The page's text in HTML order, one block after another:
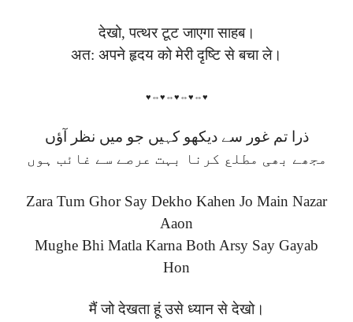
देखो, पत्थर टूट जाएगा साहब।
अत: अपने हृदय को मेरी दृष्टि से बचा ले।
♥⇔♥⇔♥⇔♥⇔♥
ذرا تم غور سے دیکھو کہیں جو میں نظر آؤں
مجھے بھی مطلع کرنا بہت عرصے سے غائب ہوں
Zara Tum Ghor Say Dekho Kahen Jo Main Nazar
Aaon
Mughe Bhi Matla Karna Both Arsy Say Gayab
Hon
मैं जो देखता हूं उसे ध्यान से देखो।